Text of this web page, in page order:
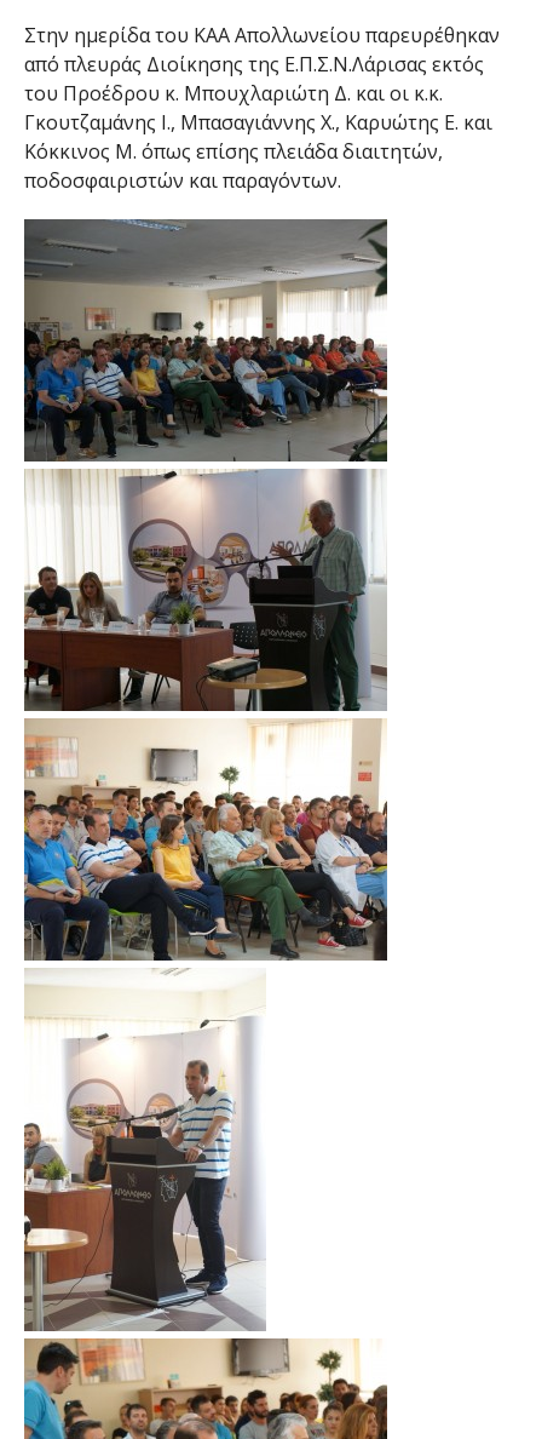
Στην ημερίδα του ΚΑΑ Απολλωνείου παρευρέθηκαν
από πλευράς Διοίκησης της Ε.Π.Σ.Ν.Λάρισας εκτός
του Προέδρου κ. Μπουχλαριώτη Δ. και οι κ.κ.
Γκουτζαμάνης Ι., Μπασαγιάννης Χ., Καρυώτης Ε. και
Κόκκινος Μ. όπως επίσης πλειάδα διαιτητών,
ποδοσφαιριστών και παραγόντων.